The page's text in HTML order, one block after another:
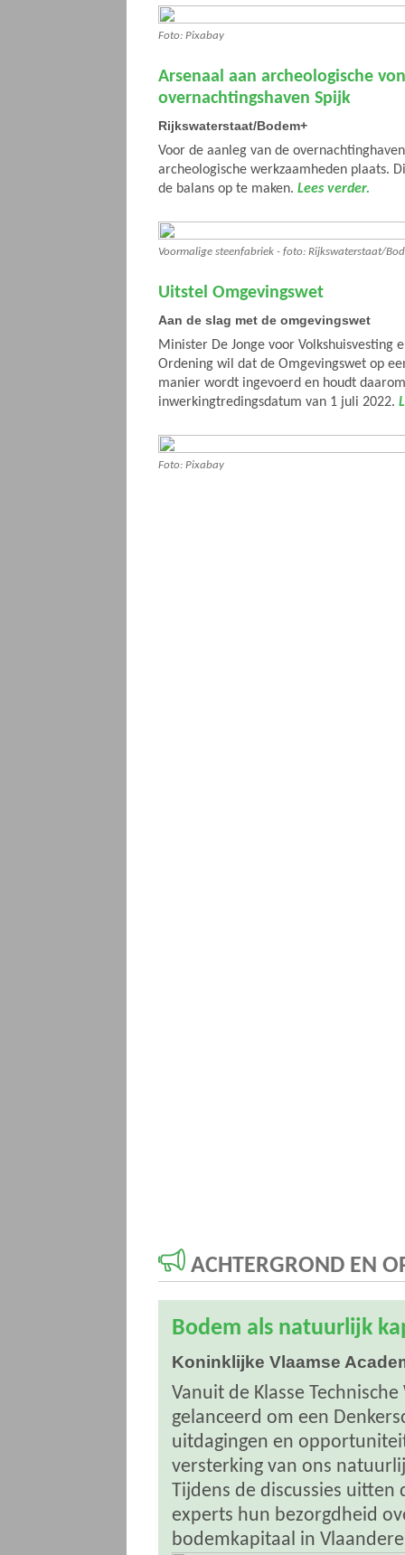
Foto: Pixabay
Arsenaal aan archeologische
overnachtingshaven Spijk
Rijkswaterstaat/Bodem+
Voor de aanleg van de
archeologische werkzaamheden plaats.
de balans op te maken. Lees verder.
Voormalige steenfabriek - foto: Rijkswaterstaat/
Uitstel Omgevingswet
Aan de slag met de omgevingswet
Minister De Jonge voor Volkshuisvesting
Ordening wil dat de Omgevingswet op
manier wordt ingevoerd en houdt
inwerkingtredingsdatum van 1 juli 2022.
Foto: Pixabay
ACHTERGROND EN
Bodem als natuurlijk
Koninklijke Vlaamse
Vanuit de Klasse
gelanceerd om een
uitdagingen en
versterking van ons
Tijdens de discussies
experts hun bezorgdheid
bodemkapitaal in